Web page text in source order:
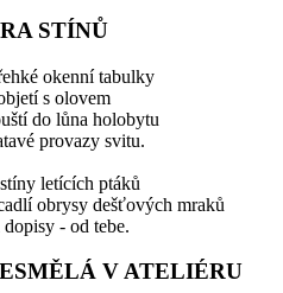
STÍNŮ
okenní tabulky
s olovem
do lůna holobytu
provazy svitu.
letících ptáků
obrysy dešťových mraků
dopisy - od tebe.
V ATELIÉRU